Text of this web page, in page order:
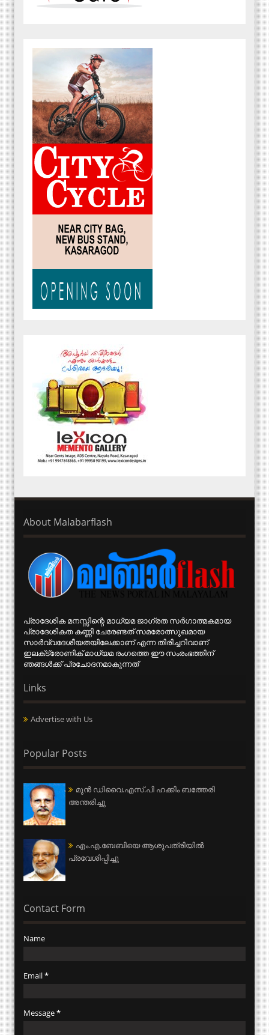
About Malabarflash
പ്രാദേശിക മനസ്സിന്റെ മാധ്യമ ജാഗ്രത സര്‍ഗാത്മകമായ
പ്രാദേശികത കണ്ണി ചേരേണ്ടത് സമരോത്സുഖമായ
സാര്‍വ്വദേശീയതയിലേക്കാണ് എന്ന തിരിച്ചറിവാണ്
ഇലക്‌ട്രോണിക് മാധ്യമ രംഗത്തെ ഈ സംരംഭത്തിന്
ഞങ്ങള്‍ക്ക് പ്രചോദനമാകുന്നത്
Links
Advertise with Us
Popular Posts
മുന്‍ ഡിവൈ.എസ്.പി ഹക്കിം ബത്തേരി
അന്തരിച്ചു
എം.എ.ബേബിയെ ആശുപത്രിയില്‍
പ്രവേശിപ്പിച്ചു
Contact Form
Name
Email*
Message*